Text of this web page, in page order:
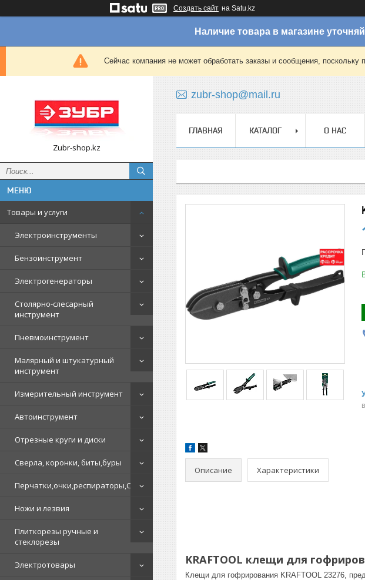
Создать сайт на Satu.kz
Наличие товара в магазине
Сейчас компания не может обработать заказы и сообщения,
Zubr-shop.kz
Товары и услуги
Электроинструменты
Бензоинструмент
Электрогенераторы
Столярно-слесарный
инструмент
Пневмоинструмент
Малярный и штукатурный
инструмент
Измерительный инструмент
Автоинструмент
Отрезные круги и диски
Сверла, коронки, биты,буры
Перчатки,очки,респираторы,СИЗ
Ножи и лезвия
Плиткорезы ручные и
стеклорезы
Электротовары
zubr-shop@mail.ru
ГЛАВНАЯ КАТАЛОГ О НАС
Описание Характеристики
KRAFTOOL клещи для
Клещи для гофрирования KRAFTOOL 23276,